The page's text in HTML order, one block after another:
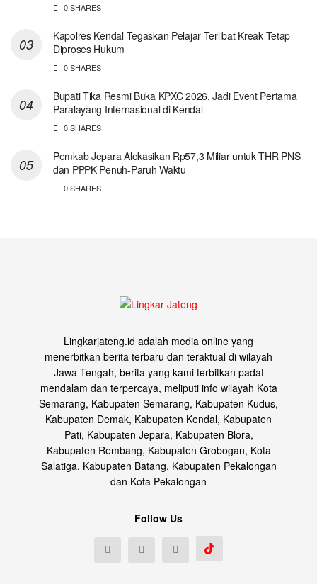
0 SHARES
Kapolres Kendal Tegaskan Pelajar Terlibat Kreak Tetap
Diproses Hukum
0 SHARES
Bupati Tika Resmi Buka KPXC 2026, Jadi Event Pertama
Paralayang Internasional di Kendal
0 SHARES
Pemkab Jepara Alokasikan Rp57,3 Miliar untuk THR PNS
dan PPPK Penuh-Paruh Waktu
0 SHARES
Lingkarjateng.id adalah media online yang
menerbitkan berita terbaru dan teraktual di wilayah
Jawa Tengah, berita yang kami terbitkan padat
mendalam dan terpercaya, meliputi info wilayah Kota
Semarang, Kabupaten Semarang, Kabupaten Kudus,
Kabupaten Demak, Kabupaten Kendal, Kabupaten
Pati, Kabupaten Jepara, Kabupaten Blora,
Kabupaten Rembang, Kabupaten Grobogan, Kota
Salatiga, Kabupaten Batang, Kabupaten Pekalongan
dan Kota Pekalongan
Follow Us